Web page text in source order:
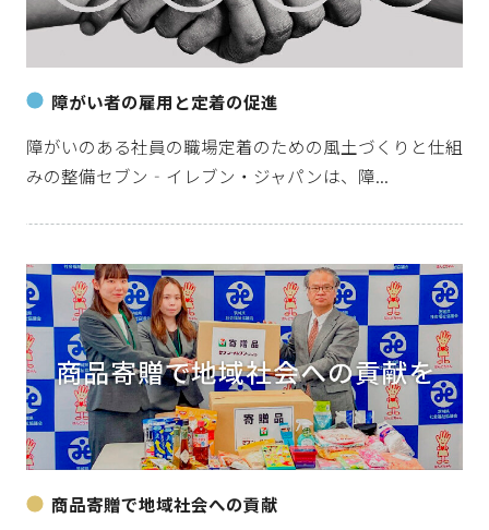
障がい者の雇用と定着の促進
障がいのある社員の職場定着のための風土づくりと仕組
みの整備セブン‐イレブン・ジャパンは、障...
商品寄贈で地域社会への貢献